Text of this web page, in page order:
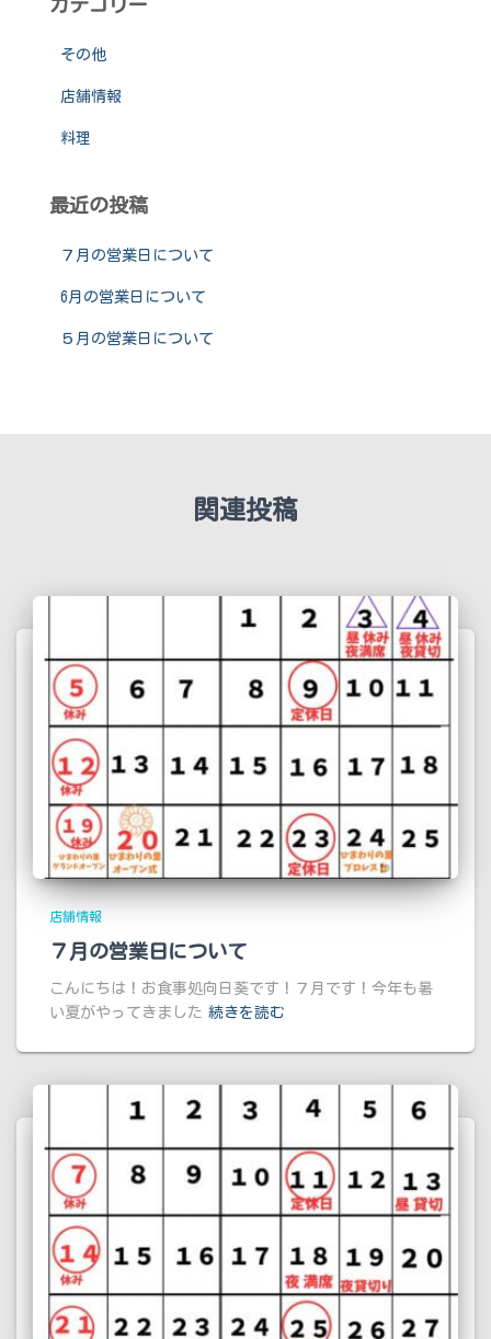
その他
店舗情報
料理
最近の投稿
７月の営業日について
6月の営業日について
５月の営業日について
関連投稿
店舗情報
７月の営業日について
こんにちは！お食事処向日葵です！７月です！今年も暑
い夏がやってきました 続きを読む